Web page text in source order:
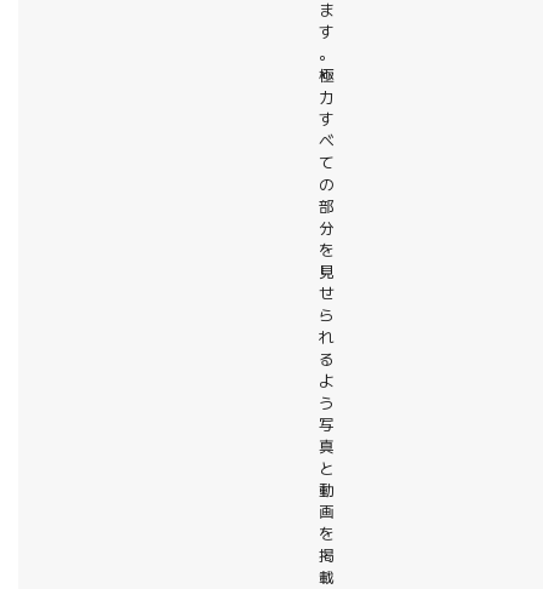
ま
す
。
極
力
す
べ
て
の
部
分
を
見
せ
ら
れ
る
よ
う
写
真
と
動
画
を
掲
載